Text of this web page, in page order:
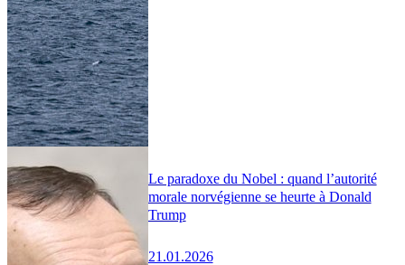
Le paradoxe du Nobel : quand l’autorité
morale norvégienne se heurte à Donald
Trump
21.01.2026